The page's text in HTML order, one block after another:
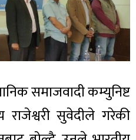
समाजवादी कम्युनिष्ट
राजेश्वरी सुवेदीले गरेकी